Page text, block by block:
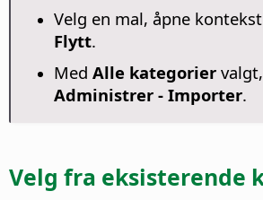
Velg en mal, åpne
Flytt.
Med Alle kategorier
Administrer - Importer.
Velg fra eksisterende